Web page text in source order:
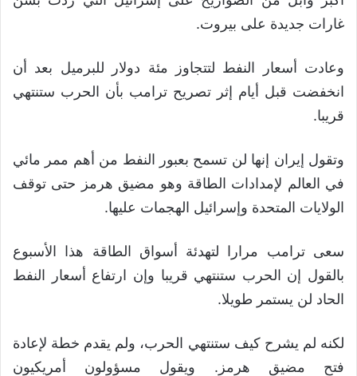
غارات جديدة على بيروت.
وعادت أسعار النفط لتتجاوز مئة دولار للبرميل بعد أن
انخفضت قبل أيام إثر تصريح ترامب بأن الحرب ستنتهي
قريبا.
وتقول إيران إنها لن تسمح بعبور النفط من أهم ممر مائي
في العالم لإمدادات الطاقة وهو مضيق هرمز حتى توقف
الولايات المتحدة وإسرائيل الهجمات عليها.
سعى ترامب مرارا لتهدئة أسواق الطاقة هذا الأسبوع
بالقول إن الحرب ستنتهي قريبا وإن ارتفاع أسعار النفط
الحاد لن يستمر طويلا.
لكنه لم يشرح كيف ستنتهي الحرب، ولم يقدم خطة لإعادة
فتح مضيق هرمز. ويقول مسؤولون أمريكيون